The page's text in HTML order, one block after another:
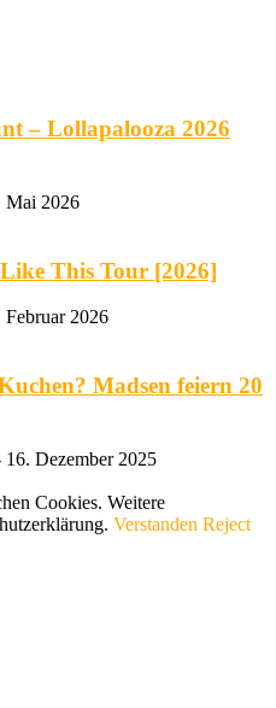
– Lollapalooza 2026
Mai 2026
This Tour [2026]
Februar 2026
Madsen feiern 20
16. Dezember 2025
Cookies. Weitere
Verstanden Reject